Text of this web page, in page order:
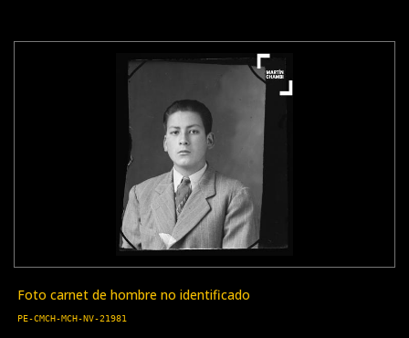
Foto carnet de hombre no identificado
PE-CMCH-MCH-NV-21981